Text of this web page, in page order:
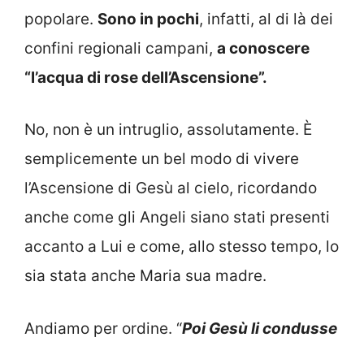
popolare. Sono in pochi, infatti, al di là dei
confini regionali campani, a conoscere
“l’acqua di rose dell’Ascensione”.
No, non è un intruglio, assolutamente. È
semplicemente un bel modo di vivere
l’Ascensione di Gesù al cielo, ricordando
anche come gli Angeli siano stati presenti
accanto a Lui e come, allo stesso tempo, lo
sia stata anche Maria sua madre.
Andiamo per ordine. “Poi Gesù li condusse